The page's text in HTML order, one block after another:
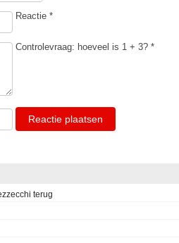
Reactie *
Controlevraag: hoeveel is 1 + 3? *
Reactie plaatsen
terug